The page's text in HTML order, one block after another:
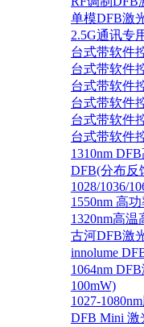
单模DFB激
2.5G通讯专
台式带软件
台式带软件
台式带软件
台式带软件
台式带软件
台式带软件
1310nm
DFB(分布反
1028/1036/
1550nm 高
1320nm高
古河DFB激
innolume
1064nm
100mW)
1027-
DFB Mini 激